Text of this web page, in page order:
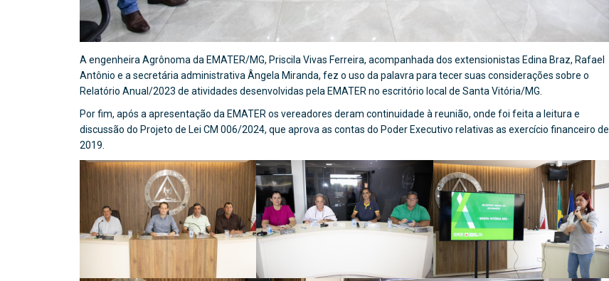
A engenheira Agrônoma da EMATER/MG, Priscila Vivas Ferreira, acompanhada dos extensionistas Edina Braz, Rafael
Antônio e a secretária administrativa Ângela Miranda, fez o uso da palavra para tecer suas considerações sobre o
Relatório Anual/2023 de atividades desenvolvidas pela EMATER no escritório local de Santa Vitória/MG.
Por fim, após a apresentação da EMATER os vereadores deram continuidade à reunião, onde foi feita a leitura e
discussão do Projeto de Lei CM 006/2024, que aprova as contas do Poder Executivo relativas as exercício financeiro de
2019.